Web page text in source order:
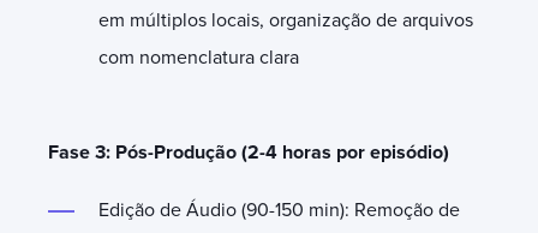
em múltiplos locais, organização de arquivos
com nomenclatura clara
Fase 3: Pós-Produção (2-4 horas por episódio)
Edição de Áudio (90-150 min): Remoção de